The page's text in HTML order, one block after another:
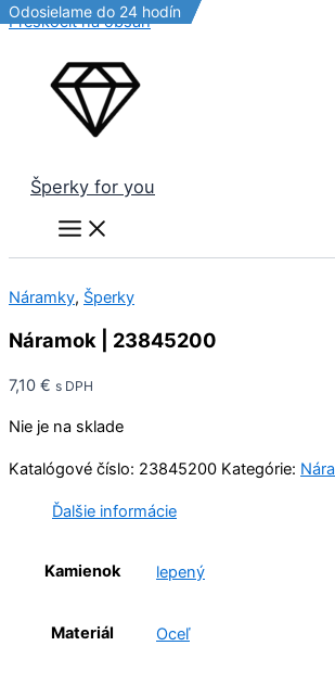
Preskočiť na obsah
Šperky for you
Náramky, Šperky
Náramok | 23845200
7,10 € s DPH
Nie je na sklade
Katalógové číslo: 23845200 Kategórie:
Ďalšie informácie
Kamienok lepený
Materiál Oceľ
Odosielame do 24 hodín
Odosielame do 24 hodín
Odosielame do 24 hodín